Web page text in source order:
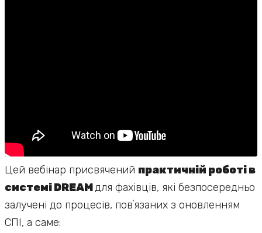
Цей вебінар присвячений практичній роботі в
системі DREAMдля фахівців, які безпосередньо
залучені до процесів, повʼязаних з оновленням
СПІ, а саме: